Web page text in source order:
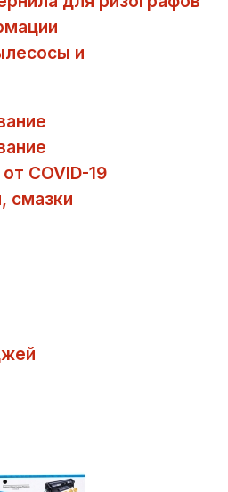
и
COVID-19
смазки